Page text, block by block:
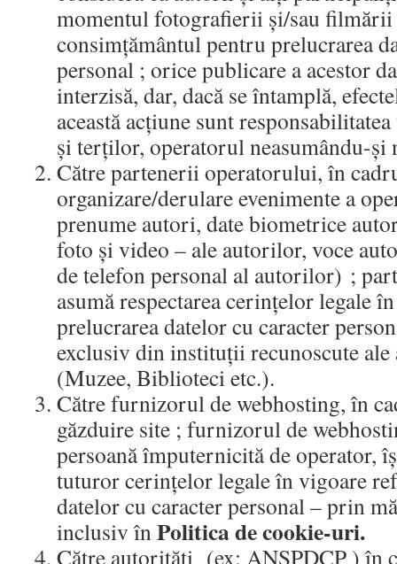
momentul fotografierii și/sau filmării
consimțământul pentru prelucrarea
personal ; orice publicare a acestor
interzisă, dar, dacă se întamplă,
această acțiune sunt
și terților, operatorul neasumându-și
Către partenerii operatorului, în
organizare/derulare evenimente a
prenume autori, date biometrice
foto și video – ale autorilor, voce
de telefon personal al autorilor) ;
asumă respectarea cerințelor legale
prelucrarea datelor cu caracter
exclusiv din instituții recunoscute
(Muzee, Biblioteci etc.).
Către furnizorul de webhosting, în
găzduire site ; furnizorul de
persoană împuternicită de operator,
tuturor cerințelor legale în vigoare
datelor cu caracter personal – prin
inclusiv înPolitica de cookie-uri.
Către autorităţi (ex: ANSPDCP ) în